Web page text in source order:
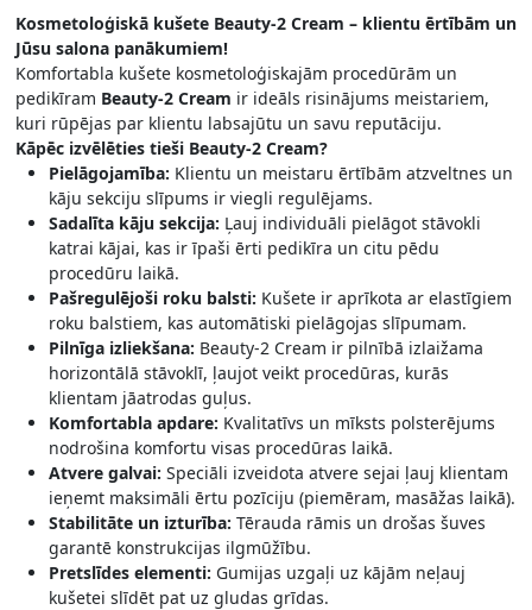
Kosmetoloģiskā kušete Beauty-2 Cream – klientu ērtībām un
Jūsu salona panākumiem!
Komfortabla kušete kosmetoloģiskajām procedūrām un
pedikīram Beauty-2 Cream ir ideāls risinājums meistariem,
kuri rūpējas par klientu labsajūtu un savu reputāciju.
Kāpēc izvēlēties tieši Beauty-2 Cream?
Pielāgojamība: Klientu un meistaru ērtībām atzveltnes un
kāju sekciju slīpums ir viegli regulējams.
Sadalīta kāju sekcija: Ļauj individuāli pielāgot stāvokli
katrai kājai, kas ir īpaši ērti pedikīra un citu pēdu
procedūru laikā.
Pašregulējoši roku balsti: Kušete ir aprīkota ar elastīgiem
roku balstiem, kas automātiski pielāgojas slīpumam.
Pilnīga izliekšana: Beauty-2 Cream ir pilnībā izlaižama
horizontālā stāvoklī, ļaujot veikt procedūras, kurās
klientam jāatrodas guļus.
Komfortabla apdare: Kvalitatīvs un mīksts polsterējums
nodrošina komfortu visas procedūras laikā.
Atvere galvai: Speciāli izveidota atvere sejai ļauj klientam
ieņemt maksimāli ērtu pozīciju (piemēram, masāžas laikā).
Stabilitāte un izturība: Tērauda rāmis un drošas šuves
garantē konstrukcijas ilgmūžību.
Pretslīdes elementi: Gumijas uzgaļi uz kājām neļauj
kušetei slīdēt pat uz gludas grīdas.